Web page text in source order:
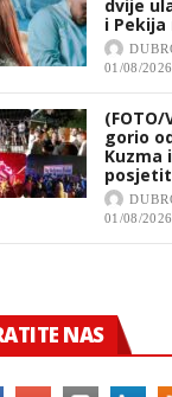
dvije
i Pekija
01/08/2026
(FOTO/
gorio
Kuzma
01/08/2026
NAS